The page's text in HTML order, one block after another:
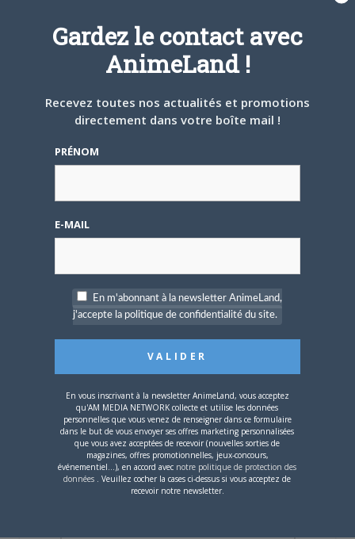
4 JUILLET 2026 0
[Entretien] Mokochan : «
Lors des prémices du
projet, il était déjà
originel.»
SAUNDERS le22 OCTOBRE 2015 20 H 28 MIN
Cool ça
CONNECTEZ-VOUS POUR RÉPONDRE
vous connecter pour laisser un
commentaire.
Nom d'utilisateur ou adresse e-mail
Gardez le contact avec
AnimeLand !
Recevez toutes nos actualités et promotions
directement dans votre boîte mail !
PRÉNOM
E-MAIL
En m'abonnant à la newsletter AnimeLand,
j'accepte la politique de confidentialité du site.
En vous inscrivant à la newsletter AnimeLand, vous acceptez
qu'AM MEDIA NETWORK collecte et utilise les données
personnelles que vous venez de renseigner dans ce formulaire
dans le but de vous envoyer ses offres marketing personnalisées
que vous avez acceptées de recevoir (nouvelles sorties de
magazines, offres promotionnelles, jeux-concours,
événementiel...), en accord avec notre politique de protection des
données . Veuillez cocher la cases ci-dessus si vous acceptez de
recevoir notre newsletter.